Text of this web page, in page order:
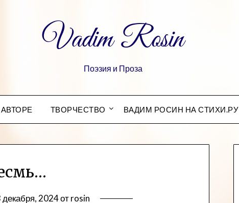
Vadim Rosin
Поэзия и Проза
ТВОРЧЕСТВО ВАДИМ РОСИН НА СТИХИ.РУ
декабря, 2024отrosin